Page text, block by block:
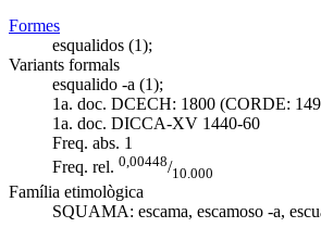
Formes
esqualidos (1);
Variants formals
esqualido -a (1);
1a. doc. DCECH: 1800 (CORDE:
1a. doc. DICCA-XV 1440-60
Freq. abs. 1
Freq. rel. 0,00448/10.000
Família etimològica
SQUAMA: escama, escamoso -a,